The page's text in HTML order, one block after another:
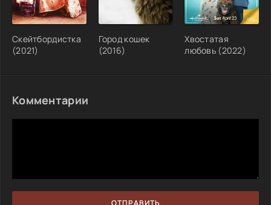
Скейтбордистка
(2021)
Город кошек
(2016)
Хвостатая
любовь (2022)
Комментарии